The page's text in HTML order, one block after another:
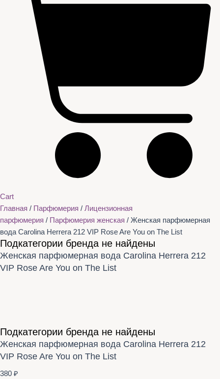
Cart
Главная / Парфюмерия / Лицензионная
парфюмерия / Парфюмерия женская / Женская парфюмерная
вода Carolina Herrera 212 VIP Rose Are You on The List
Подкатегории бренда не найдены
Женская парфюмерная вода Carolina Herrera 212
VIP Rose Are You on The List
Подкатегории бренда не найдены
Женская парфюмерная вода Carolina Herrera 212
VIP Rose Are You on The List
380 ₽